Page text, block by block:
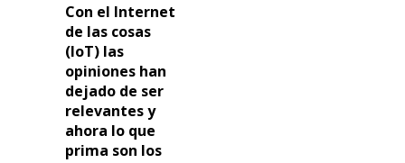
Con el Internet
de las cosas
(IoT) las
opiniones han
dejado de ser
relevantes y
ahora lo que
prima son los